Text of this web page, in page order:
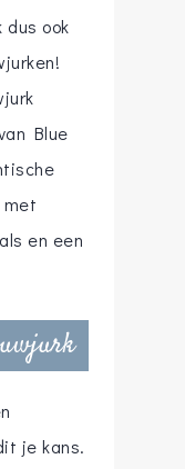
dus ook
Blue
en een
je kans.